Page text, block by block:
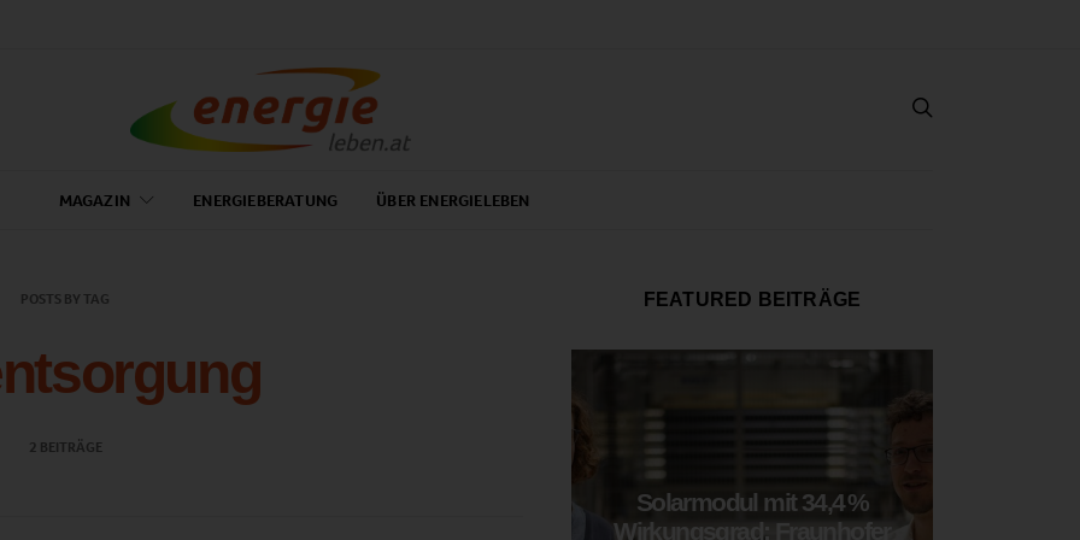
MAGAZIN ENERGIEBERATUNG ÜBER ENERGIELEBEN
POSTS BY TAG
2 BEITRÄGE
FEATURED BEITRÄGE
Solarmodul mit 34,4 %
Wirkungsgrad: Fraunhofer